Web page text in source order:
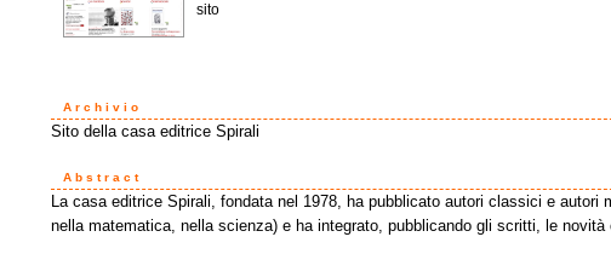
sito
Archivio
Sito della casa editrice Spirali
Abstract
La casa editrice Spirali, fondata nel 1978, ha pubblicato autori classici e
nella matematica, nella scienza) e ha integrato, pubblicando gli scritti, le